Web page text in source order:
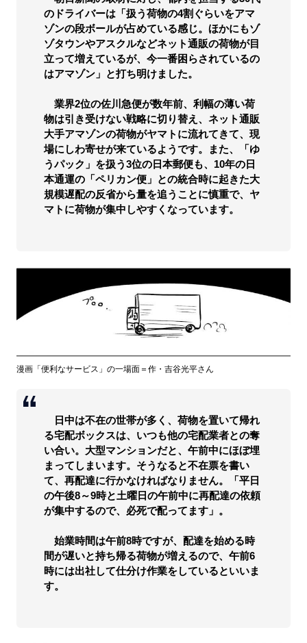
のドライバーは「扱う荷物の4割ぐらいをアマ
ゾンの段ボールが占めている感じ。ほかにもゾ
ゾタウンやアスクルなどネット通販の荷物が目
立って増えているが、今一番困らされているの
はアマゾン」と打ち明けました。
業界2位の佐川急便が数年前、利幅の薄い荷
物は引き受けない戦略に切り替え、ネット通販
大手アマゾンの荷物がヤマトに流れてきて、現
場にしわ寄せが来ているようです。また、「ゆ
うパック」を扱う3位の日本郵便も、10年の日
本通運の「ペリカン便」との統合時に起きた大
規模遅配の反省から量を追うことに慎重で、ヤ
マトに荷物が集中しやすくなっています。
漫画「便利なサービス」の一場面＝作・吉谷光平さん
日中は不在の世帯が多く、荷物を置いて帰れ
る宅配ボックスは、いつも他の宅配業者との奪
い合い。大型マンションだと、午前中にほぼ埋
まってしまいます。そうなると不在票を書い
て、再配達に行かなければなりません。「平日
の午後8～9時と土曜日の午前中に再配達の依頼
が集中するので、必死で配ってます」。
始業時間は午前8時ですが、配達を始める時
間が遅いと持ち帰る荷物が増えるので、午前6
時には出社して仕分け作業をしているといいま
す。